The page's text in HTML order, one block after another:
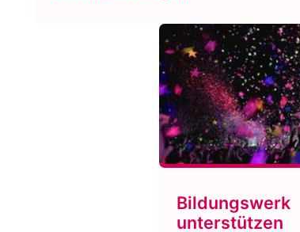
Bildungswerk
unterstützen